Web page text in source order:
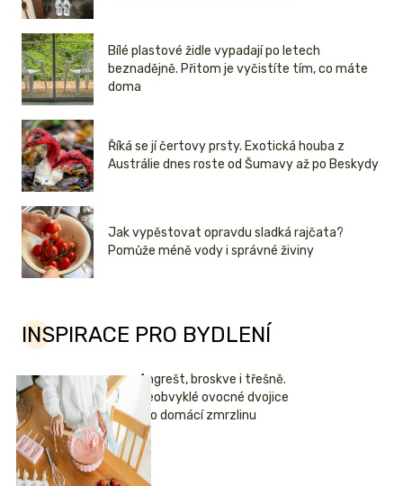
Bílé plastové židle vypadají po letech
beznadějně. Přitom je vyčistíte tím, co máte
doma
Říká se jí čertovy prsty. Exotická houba z
Austrálie dnes roste od Šumavy až po Beskydy
Jak vypěstovat opravdu sladká rajčata?
Pomůže méně vody i správné živiny
INSPIRACE PRO BYDLENÍ
Angrešt, broskve i třešně.
Neobvyklé ovocné dvojice
pro domácí zmrzlinu